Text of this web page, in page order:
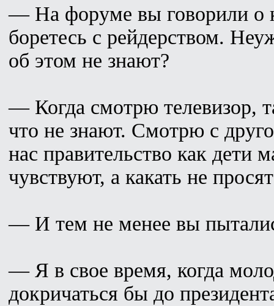
— На форуме вы говорили о
боретесь с рейдерством.
об этом не знают?
— Когда смотрю телевизор,
что не знают. Смотрю с
нас правительство как дети
чувствуют, а какать не
— И тем не менее вы
— Я в свое время, когда
докричаться бы до